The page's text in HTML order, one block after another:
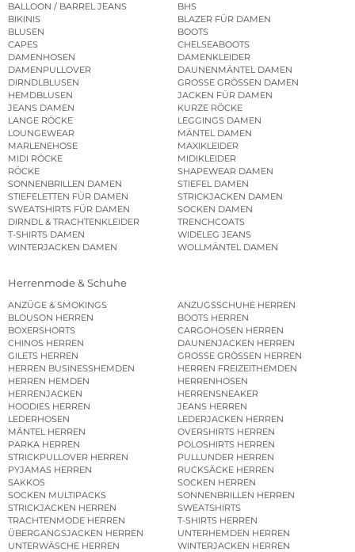
BALLOON / BARREL JEANS
BHS
BIKINIS
BLAZER FÜR DAMEN
BLUSEN
BOOTS
CAPES
CHELSEABOOTS
DAMENHOSEN
DAMENKLEIDER
DAMENPULLOVER
DAUNENMÄNTEL DAMEN
DIRNDLBLUSEN
GROSSE GRÖSSEN DAMEN
HEMDBLUSEN
JACKEN FÜR DAMEN
JEANS DAMEN
KURZE RÖCKE
LANGE RÖCKE
LEGGINGS DAMEN
LOUNGEWEAR
MÄNTEL DAMEN
MARLENEHOSE
MAXIKLEIDER
MIDI RÖCKE
MIDIKLEIDER
RÖCKE
SHAPEWEAR DAMEN
SONNENBRILLEN DAMEN
STIEFEL DAMEN
STIEFELETTEN FÜR DAMEN
STRICKJACKEN DAMEN
SWEATSHIRTS FÜR DAMEN
SOCKEN DAMEN
DIRNDL & TRACHTENKLEIDER
TRENCHCOATS
T-SHIRTS DAMEN
WIDELEG JEANS
WINTERJACKEN DAMEN
WOLLMÄNTEL DAMEN
Herrenmode & Schuhe
ANZÜGE & SMOKINGS
ANZUGSSCHUHE HERREN
BLOUSON HERREN
BOOTS HERREN
BOXERSHORTS
CARGOHOSEN HERREN
CHINOS HERREN
DAUNENJACKEN HERREN
GILETS HERREN
GROSSE GRÖSSEN HERREN
HERREN BUSINESSHEMDEN
HERREN FREIZEITHEMDEN
HERREN HEMDEN
HERRENHOSEN
HERRENJACKEN
HERRENSNEAKER
HOODIES HERREN
JEANS HERREN
LEDERHOSEN
LEDERJACKEN HERREN
MÄNTEL HERREN
OVERSHIRTS HERREN
PARKA HERREN
POLOSHIRTS HERREN
STRICKPULLOVER HERREN
PULLUNDER HERREN
PYJAMAS HERREN
RUCKSÄCKE HERREN
SAKKOS
SOCKEN HERREN
SOCKEN MULTIPACKS
SONNENBRILLEN HERREN
STRICKJACKEN HERREN
SWEATSHIRTS
TRACHTENMODE HERREN
T-SHIRTS HERREN
ÜBERGANGSJACKEN HERREN
UNTERHEMDEN HERREN
UNTERWÄSCHE HERREN
WINTERJACKEN HERREN